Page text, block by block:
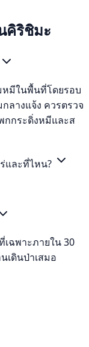
คิริชิมะ
มีในพื้นที่โดยรอบ
ลางแจ้ง ควรตรวจ
กระดิ่งหมีและส
และที่ไหน?
ฉพาะภายใน 30
เดินป่าเสมอ